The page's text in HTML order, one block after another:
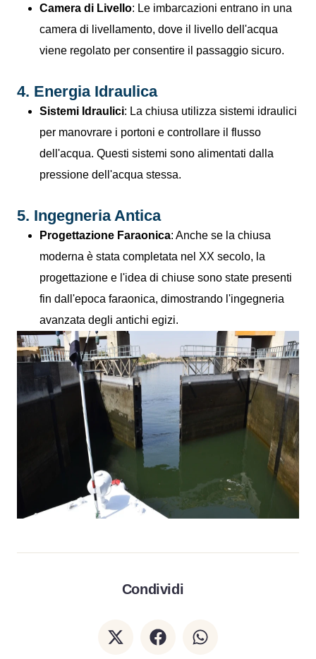
Camera di Livello: Le imbarcazioni entrano in una
camera di livellamento, dove il livello dell'acqua
viene regolato per consentire il passaggio sicuro.
4. Energia Idraulica
Sistemi Idraulici: La chiusa utilizza sistemi idraulici
per manovrare i portoni e controllare il flusso
dell'acqua. Questi sistemi sono alimentati dalla
pressione dell'acqua stessa.
5. Ingegneria Antica
Progettazione Faraonica: Anche se la chiusa
moderna è stata completata nel XX secolo, la
progettazione e l'idea di chiuse sono state presenti
fin dall'epoca faraonica, dimostrando l'ingegneria
avanzata degli antichi egizi.
Condividi